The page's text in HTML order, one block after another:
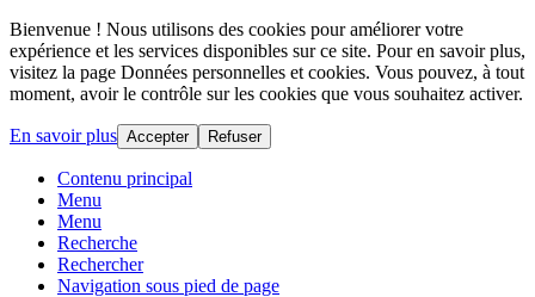
Bienvenue ! Nous utilisons des cookies pour améliorer votre
expérience et les services disponibles sur ce site. Pour en savoir plus,
visitez la page Données personnelles et cookies. Vous pouvez, à tout
moment, avoir le contrôle sur les cookies que vous souhaitez activer.
En savoir plus Accepter Refuser
Contenu principal
Menu
Menu
Recherche
Rechercher
Navigation sous pied de page